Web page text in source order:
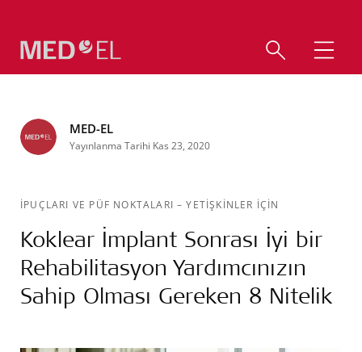
MED-EL
Yayınlanma Tarihi Kas 23, 2020
İPUÇLARI VE PÜF NOKTALARI– YETIŞKINLER IÇIN
Koklear İmplant Sonrası İyi bir
Rehabilitasyon Yardımcınızın
Sahip Olması Gereken 8 Nitelik